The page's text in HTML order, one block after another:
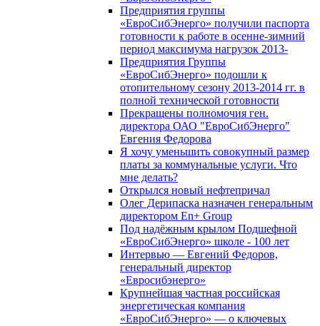
Предприятия группы
«ЕвроСибЭнерго» получили паспорта
готовности к работе в осенне-зимний
период максимума нагрузок 2013-
Предприятия Группы
«ЕвроСибЭнерго» подошли к
отопительному сезону 2013-2014 гг. в
полной технической готовности
Прекращены полномочия ген.
директора ОАО "ЕвроСибЭнерго"
Евгения Федорова
Я хочу уменьшить совокупный размер
платы за коммунальные услуги. Что
мне делать?
Открылся новый нефтепричал
Олег Дерипаска назначен генеральным
директором En+ Group
Под надёжным крылом Подшефной
«ЕвроСибЭнерго» школе - 100 лет
Интервью — Евгений Федоров,
генеральный директор
«Евросибэнерго»
Крупнейшая частная российская
энергетическая компания
«ЕвроСибЭнерго» — о ключевых